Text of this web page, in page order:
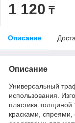
1 120 ₸
Описание
Описание
Универсальный
использования.
пластика
красками, спреями,